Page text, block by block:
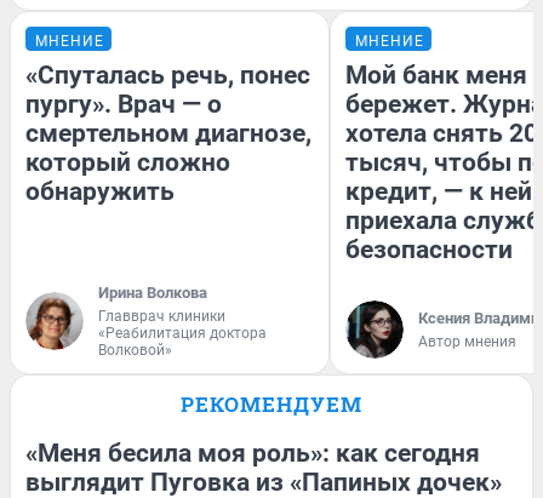
МНЕНИЕ
«Спуталась речь, понес
пургу». Врач — о
смертельном диагнозе,
который сложно
обнаружить
Ирина Волкова
Главврач клиники
«Реабилитация доктора
Волковой»
МНЕНИЕ
Мой банк меня
бережет.
хотела снять
тысяч, чтобы
кредит, — к
приехала
безопасности
Ксения
Автор мнения
РЕКОМЕНДУЕМ
«Меня бесила моя роль»: как сегодня
выглядит Пуговка из «Папиных дочек»